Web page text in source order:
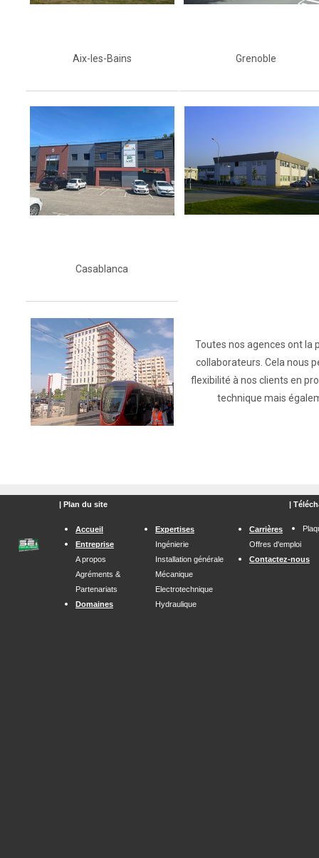
Aix-les-Bains Grenoble
Casablanca
Toutes nos agences ont la
collaborateurs. Cela nous
flexibilité à nos clients en
technique mais
| Plan du site
Accueil
Entreprise
A propos
Agréments &
Partenariats
Domaines
Expertises
Ingénierie
Installation générale
Mécanique
Electrotechnique
Hydraulique
Carrières
Offres d'emploi
Contactez-nous
|